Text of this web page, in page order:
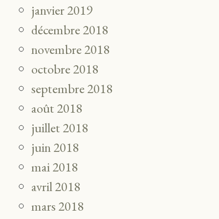
janvier 2019
décembre 2018
novembre 2018
octobre 2018
septembre 2018
août 2018
juillet 2018
juin 2018
mai 2018
avril 2018
mars 2018